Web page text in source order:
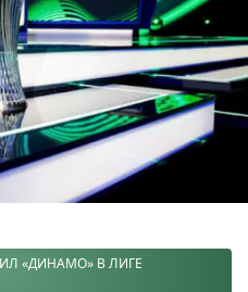
«ДИНАМО» В ЛИГЕ